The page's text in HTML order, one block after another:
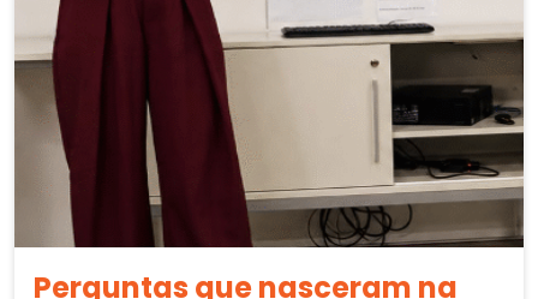
Perguntas que nasceram na